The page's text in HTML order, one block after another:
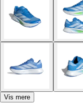
Vis mere